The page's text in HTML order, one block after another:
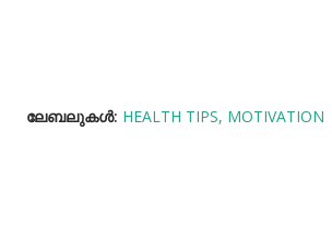
ലേബലുകള്‍: HEALTH TIPS MOTIVATION